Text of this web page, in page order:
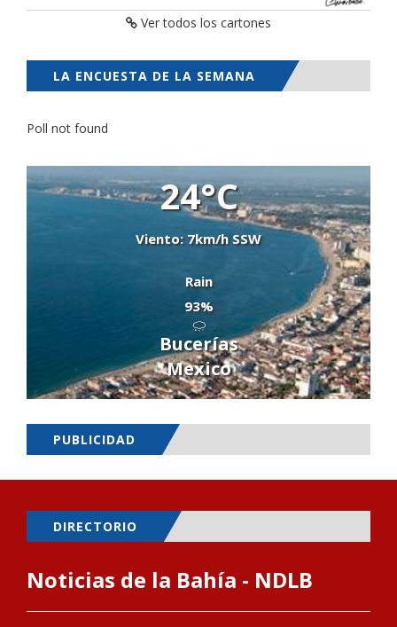
Ver todos los cartones
LA ENCUESTA DE LA SEMANA
Poll not found
24°C
Viento: 7km/h SSW
Rain
93%
Bucerías
Mexico
PUBLICIDAD
DIRECTORIO
Noticias de la Bahía - NDLB